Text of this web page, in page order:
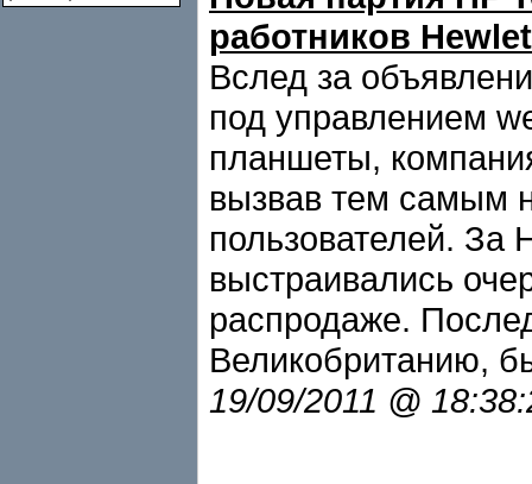
работников
Вслед за
под управлением
планшеты,
вызвав тем самым
пользователей. За
выстраивались
распродаже.
Великобританию,
19/09/2011 @